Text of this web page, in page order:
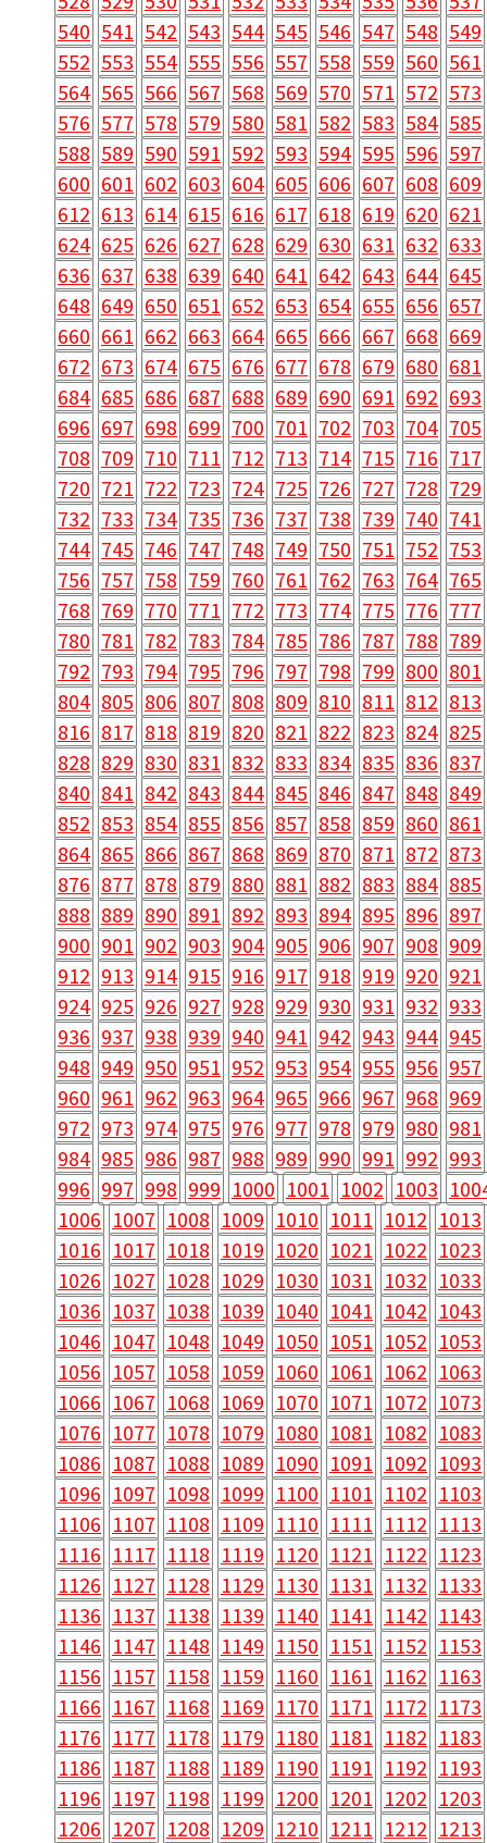
540 541 542 543 544 545 546 547 548 549
552 553 554 555 556 557 558 559 560 561
564 565 566 567 568 569 570 571 572 573
576 577 578 579 580 581 582 583 584 585
588 589 590 591 592 593 594 595 596 597
600 601 602 603 604 605 606 607 608 609
612 613 614 615 616 617 618 619 620 621
624 625 626 627 628 629 630 631 632 633
636 637 638 639 640 641 642 643 644 645
648 649 650 651 652 653 654 655 656 657
660 661 662 663 664 665 666 667 668 669
672 673 674 675 676 677 678 679 680 681
684 685 686 687 688 689 690 691 692 693
696 697 698 699 700 701 702 703 704 705
708 709 710 711 712 713 714 715 716 717
720 721 722 723 724 725 726 727 728 729
732 733 734 735 736 737 738 739 740 741
744 745 746 747 748 749 750 751 752 753
756 757 758 759 760 761 762 763 764 765
768 769 770 771 772 773 774 775 776 777
780 781 782 783 784 785 786 787 788 789
792 793 794 795 796 797 798 799 800 801
804 805 806 807 808 809 810 811 812 813
816 817 818 819 820 821 822 823 824 825
828 829 830 831 832 833 834 835 836 837
840 841 842 843 844 845 846 847 848 849
852 853 854 855 856 857 858 859 860 861
864 865 866 867 868 869 870 871 872 873
876 877 878 879 880 881 882 883 884 885
888 889 890 891 892 893 894 895 896 897
900 901 902 903 904 905 906 907 908 909
912 913 914 915 916 917 918 919 920 921
924 925 926 927 928 929 930 931 932 933
936 937 938 939 940 941 942 943 944 945
948 949 950 951 952 953 954 955 956 957
960 961 962 963 964 965 966 967 968 969
972 973 974 975 976 977 978 979 980 981
984 985 986 987 988 989 990 991 992 993
996 997 998 999 1000 1001 1002 1003
1006 1007 1008 1009 1010 1011 1012 1013
1016 1017 1018 1019 1020 1021 1022 1023
1026 1027 1028 1029 1030 1031 1032 1033
1036 1037 1038 1039 1040 1041 1042 1043
1046 1047 1048 1049 1050 1051 1052 1053
1056 1057 1058 1059 1060 1061 1062 1063
1066 1067 1068 1069 1070 1071 1072 1073
1076 1077 1078 1079 1080 1081 1082 1083
1086 1087 1088 1089 1090 1091 1092 1093
1096 1097 1098 1099 1100 1101 1102 1103
1106 1107 1108 1109 1110 1111 1112 1113
1116 1117 1118 1119 1120 1121 1122 1123
1126 1127 1128 1129 1130 1131 1132 1133
1136 1137 1138 1139 1140 1141 1142 1143
1146 1147 1148 1149 1150 1151 1152 1153
1156 1157 1158 1159 1160 1161 1162 1163
1166 1167 1168 1169 1170 1171 1172 1173
1176 1177 1178 1179 1180 1181 1182 1183
1186 1187 1188 1189 1190 1191 1192 1193
1196 1197 1198 1199 1200 1201 1202 1203
1206 1207 1208 1209 1210 1211 1212 1213